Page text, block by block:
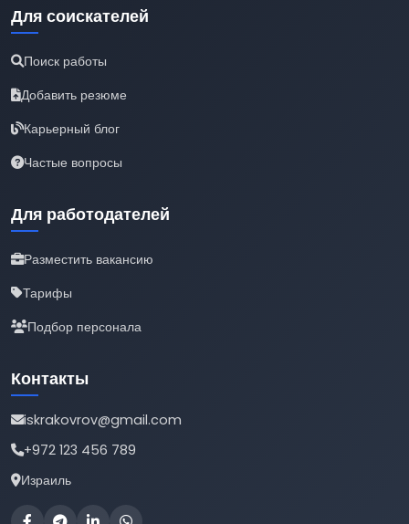
Для соискателей
Поиск работы
Добавить резюме
Карьерный блог
Частые вопросы
Для работодателей
Разместить вакансию
Тарифы
Подбор персонала
Контакты
iskrakovrov@gmail.com
+972 123 456 789
Израиль